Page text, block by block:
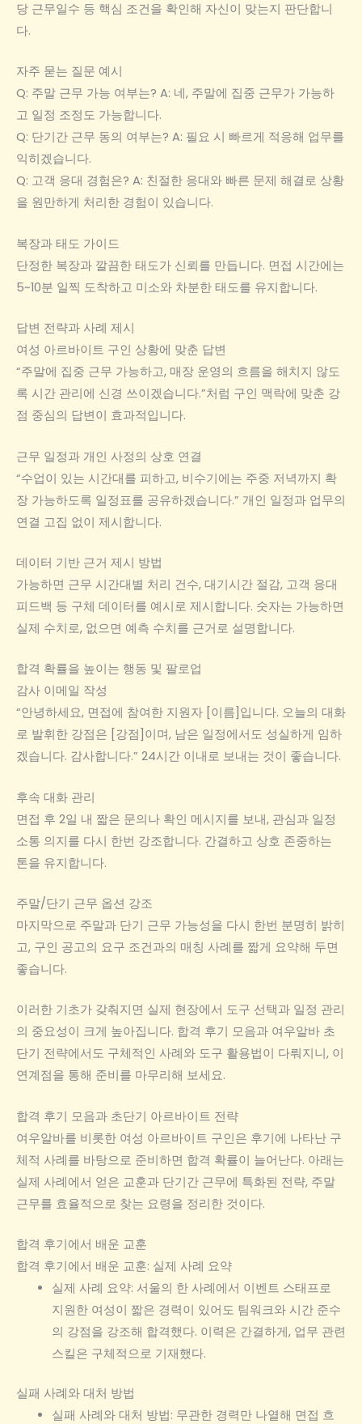
당 근무일수 등 핵심 조건을 확인해 자신이 맞는지 판단합니
다.
자주 묻는 질문 예시
Q: 주말 근무 가능 여부는? A: 네, 주말에 집중 근무가 가능하
고 일정 조정도 가능합니다.
Q: 단기간 근무 동의 여부는? A: 필요 시 빠르게 적응해 업무를
익히겠습니다.
Q: 고객 응대 경험은? A: 친절한 응대와 빠른 문제 해결로 상황
을 원만하게 처리한 경험이 있습니다.
복장과 태도 가이드
단정한 복장과 깔끔한 태도가 신뢰를 만듭니다. 면접 시간에는
5~10분 일찍 도착하고 미소와 차분한 태도를 유지합니다.
답변 전략과 사례 제시
여성 아르바이트 구인 상황에 맞춘 답변
“주말에 집중 근무 가능하고, 매장 운영의 흐름을 해치지 않도
록 시간 관리에 신경 쓰이겠습니다.”처럼 구인 맥락에 맞춘 강
점 중심의 답변이 효과적입니다.
근무 일정과 개인 사정의 상호 연결
“수업이 있는 시간대를 피하고, 비수기에는 주중 저녁까지 확
장 가능하도록 일정표를 공유하겠습니다.” 개인 일정과 업무의
연결 고집 없이 제시합니다.
데이터 기반 근거 제시 방법
가능하면 근무 시간대별 처리 건수, 대기시간 절감, 고객 응대
피드백 등 구체 데이터를 예시로 제시합니다. 숫자는 가능하면
실제 수치로, 없으면 예측 수치를 근거로 설명합니다.
합격 확률을 높이는 행동 및 팔로업
감사 이메일 작성
“안녕하세요, 면접에 참여한 지원자 [이름]입니다. 오늘의 대화
로 발휘한 강점은 [강점]이며, 남은 일정에서도 성실하게 임하
겠습니다. 감사합니다.” 24시간 이내로 보내는 것이 좋습니다.
후속 대화 관리
면접 후 2일 내 짧은 문의나 확인 메시지를 보내, 관심과 일정
소통 의지를 다시 한번 강조합니다. 간결하고 상호 존중하는
톤을 유지합니다.
주말/단기 근무 옵션 강조
마지막으로 주말과 단기 근무 가능성을 다시 한번 분명히 밝히
고, 구인 공고의 요구 조건과의 매칭 사례를 짧게 요약해 두면
좋습니다.
이러한 기초가 갖춰지면 실제 현장에서 도구 선택과 일정 관리
의 중요성이 크게 높아집니다. 합격 후기 모음과 여우알바 초
단기 전략에서도 구체적인 사례와 도구 활용법이 다뤄지니, 이
연계점을 통해 준비를 마무리해 보세요.
합격 후기 모음과 초단기 아르바이트 전략
여우알바를 비롯한 여성 아르바이트 구인은 후기에 나타난 구
체적 사례를 바탕으로 준비하면 합격 확률이 늘어난다. 아래는
실제 사례에서 얻은 교훈과 단기간 근무에 특화된 전략, 주말
근무를 효율적으로 찾는 요령을 정리한 것이다.
합격 후기에서 배운 교훈
합격 후기에서 배운 교훈: 실제 사례 요약
실제 사례 요약: 서울의 한 사례에서 이벤트 스태프로
지원한 여성이 짧은 경력이 있어도 팀워크와 시간 준수
의 강점을 강조해 합격했다. 이력은 간결하게, 업무 관련
스킬은 구체적으로 기재했다.
실패 사례와 대처 방법
실패 사례와 대처 방법: 무관한 경력만 나열해 면접 흐